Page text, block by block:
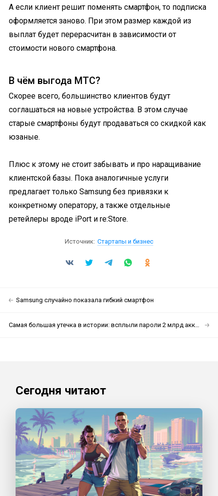
А если клиент решит поменять смартфон, то подписка
оформляется заново. При этом размер каждой из
выплат будет перерасчитан в зависимости от
стоимости нового смартфона.
В чём выгода МТС?
Скорее всего, большинство клиентов будут
соглашаться на новые устройства. В этом случае
старые смартфоны будут продаваться со скидкой как
юзаные.
Плюс к этому не стоит забывать и про наращивание
клиентской базы. Пока аналогичные услуги
предлагает только Samsung без привязки к
конкретному оператору, а также отдельные
ретейлеры вроде iPort и re:Store.
Источник: Стартапы и бизнес
Samsung случайно показала гибкий смартфон
Самая большая утечка в истории: всплыли пароли 2 млрд аккаунтов
Сегодня читают